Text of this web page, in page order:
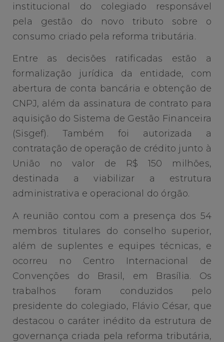
institucional do colegiado responsável
pela gestão do novo tributo sobre o
consumo criado pela reforma tributária.
Entre as decisões ratificadas estão a
formalização jurídica da entidade, com
abertura de conta bancária e obtenção de
CNPJ, além da assinatura de contrato para
aquisição do Sistema de Gestão Financeira
(Sisgef). Também foi autorizada a
contratação de operação de crédito junto à
União no valor de R$ 150 milhões,
destinada a viabilizar a estrutura
administrativa e operacional do órgão.
A reunião contou com a presença dos 54
membros titulares do conselho superior,
além de suplentes e equipes técnicas, e
ocorreu no Centro Internacional de
Convenções do Brasil, em Brasília. Os
trabalhos foram conduzidos pelo
presidente do colegiado, Flávio César, que
destacou o caráter inédito da estrutura de
governança criada pela reforma tributária,